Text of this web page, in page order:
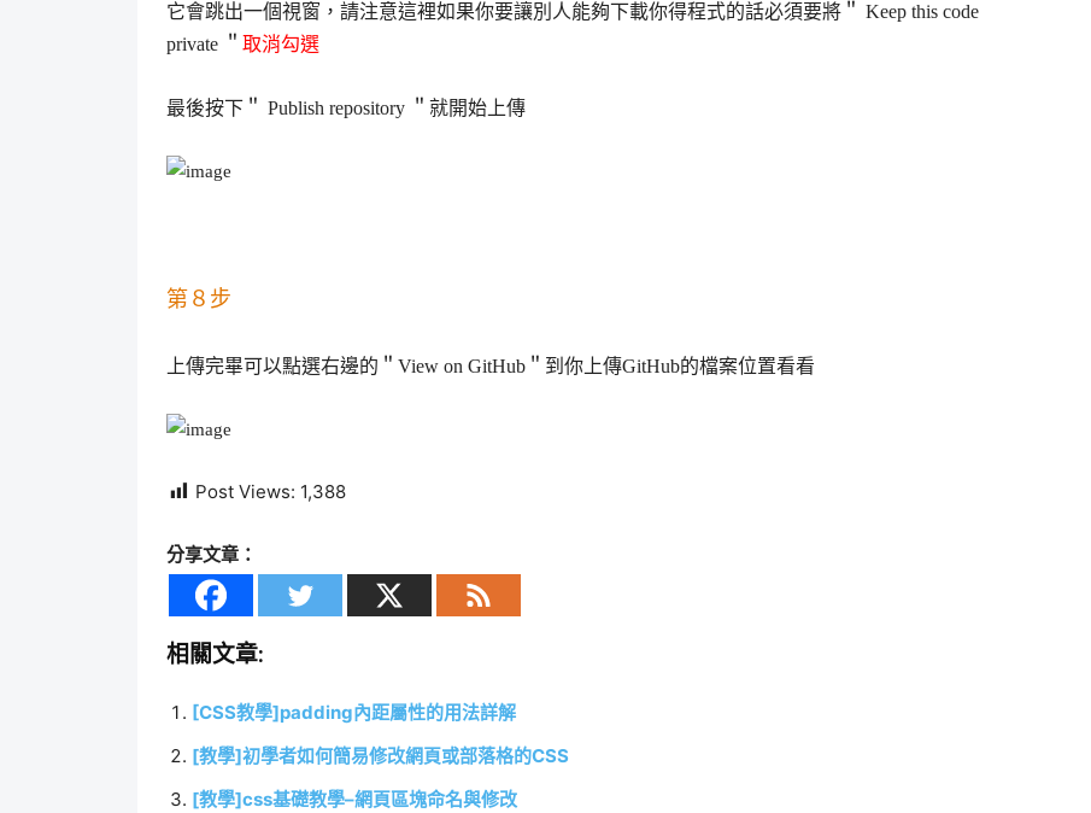
它會跳出一個視窗，請注意這裡如果你要讓別人能夠下載你得程式的話必須要將＂ Keep this code
private ＂ 取消勾選
最後按下＂ Publish repository ＂就開始上傳
第８步
上傳完畢可以點選右邊的＂View on GitHub＂到你上傳GitHub的檔案位置看看
Post Views: 1,388
分享文章：
相關文章:
[CSS教學]padding內距屬性的用法詳解
[教學]初學者如何簡易修改網頁或部落格的CSS
[教學]css基礎教學–網頁區塊命名與修改